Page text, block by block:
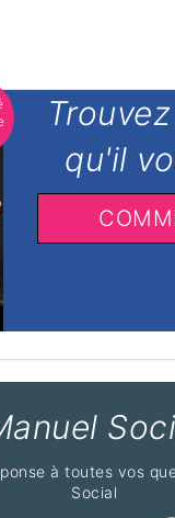
qu'il
à toutes vos
Social